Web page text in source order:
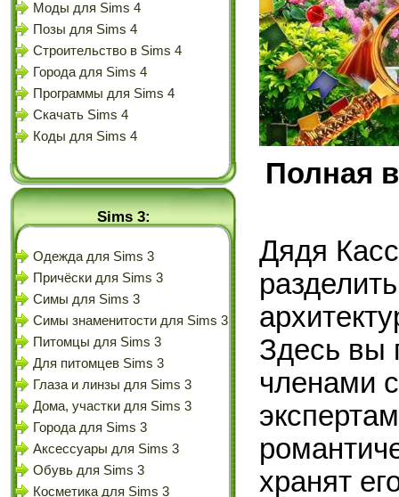
Моды для Sims 4
Позы для Sims 4
Строительство в Sims 4
Города для Sims 4
Программы для Sims 4
Скачать Sims 4
Коды для Sims 4
Sims 3:
Одежда для Sims 3
Причёски для Sims 3
Симы для Sims 3
Симы знаменитости для Sims 3
Питомцы для Sims 3
Для питомцев Sims 3
Глаза и линзы для Sims 3
Дома, участки для Sims 3
Города для Sims 3
Аксессуары для Sims 3
Обувь для Sims 3
Косметика для Sims 3
Полная
Дядя
Здесь вы
членами
хранят